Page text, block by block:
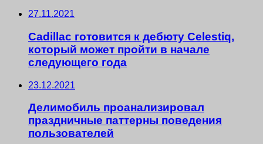
27.11.2021
Cadillac готовится к дебюту Celestiq,
который может пройти в начале
следующего года
23.12.2021
Делимобиль проанализировал
праздничные паттерны поведения
пользователей